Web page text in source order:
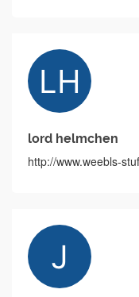
lord helmchen
http://www.weebls-